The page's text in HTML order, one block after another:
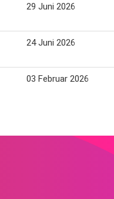
29 Juni 2026
24 Juni 2026
03 Februar 2026